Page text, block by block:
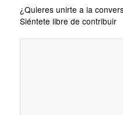
¿Quieres unirte a la
Siéntete libre de contribuir